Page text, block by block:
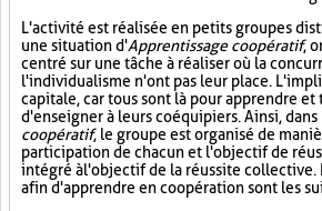
L'activité est réalisée en petits groupes
une situation d'Apprentissage coopératif,
centré sur une tâche à réaliser où la
l'individualisme n'ont pas leur place.
capitale, car tous sont là pour apprendre et
d'enseigner à leurs coéquipiers. Ainsi, dans
coopératif, le groupe est organisé de
participation de chacun et l'objectif de
intégré à l'objectif de la réussite collective.
afin d'apprendre en coopération sont les